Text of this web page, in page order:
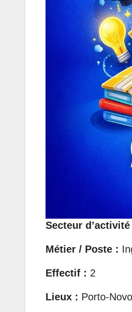
Secteur d’activité
Métier / Poste :
Effectif : 2
Lieux : Porto-